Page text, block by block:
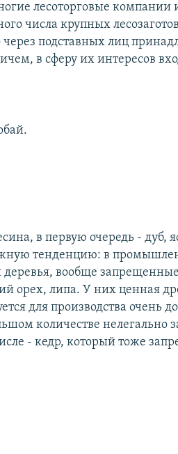
лесоторговые компании
числа крупных
через подставных лиц
в сферу их интересов
в первую очередь - дуб,
тенденцию: в
вообще
орех, липа. У них ценная
для производства очень
количестве нелегально
- кедр, который тоже